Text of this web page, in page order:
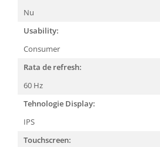
Nu
Usability:
Consumer
Rata de refresh:
60 Hz
Tehnologie Display:
IPS
Touchscreen: